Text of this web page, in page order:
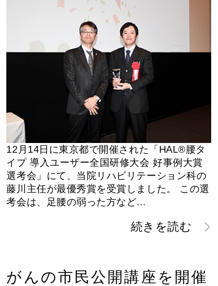
12月14日に東京都で開催された「HAL®︎腰タ
イプ 導入ユーザー全国研修大会 好事例大賞
選考会」にて、当院リハビリテーション科の
藤川主任が最優秀賞を受賞しました。 この選
考会は、足腰の弱った方など…
続きを読む
がんの市民公開講座を開催